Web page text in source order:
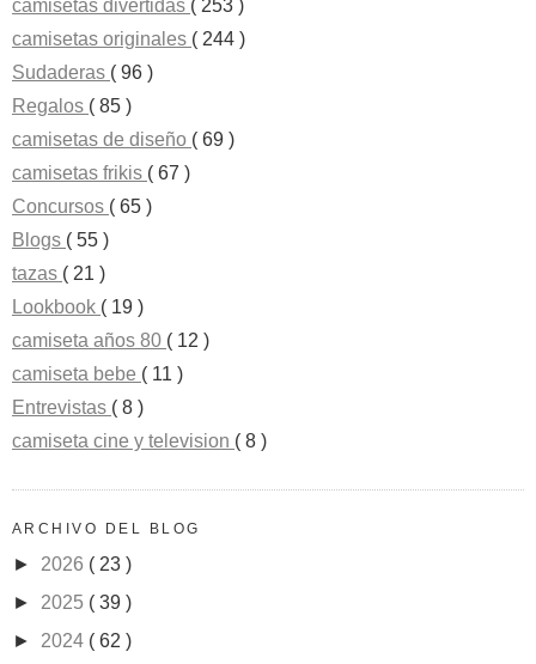
camisetas divertidas ( 253 )
camisetas originales ( 244 )
Sudaderas ( 96 )
Regalos ( 85 )
camisetas de diseño ( 69 )
camisetas frikis ( 67 )
Concursos ( 65 )
Blogs ( 55 )
tazas ( 21 )
Lookbook ( 19 )
camiseta años 80 ( 12 )
camiseta bebe ( 11 )
Entrevistas ( 8 )
camiseta cine y television ( 8 )
ARCHIVO DEL BLOG
► 2026 ( 23 )
► 2025 ( 39 )
► 2024 ( 62 )